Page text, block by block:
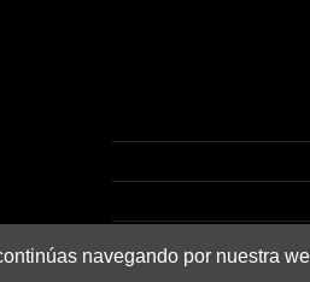
nuestra tienda en
navegando por nuestra